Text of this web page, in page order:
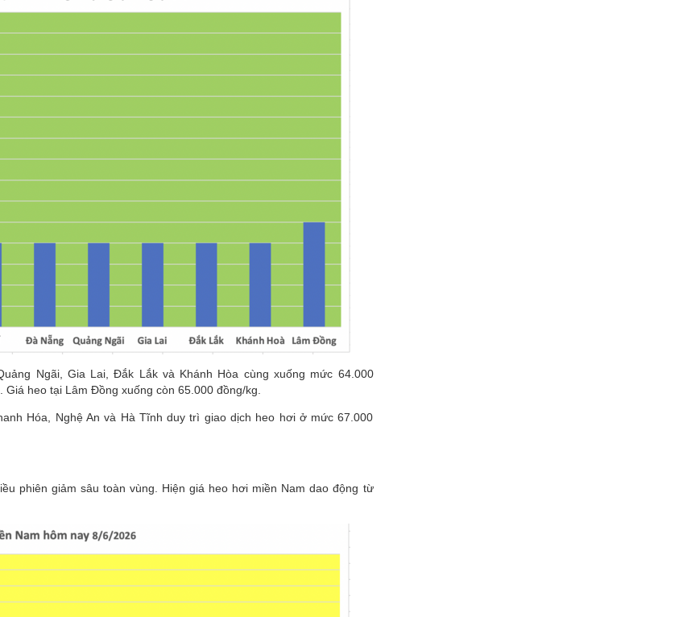
Ngãi, Gia Lai, Đắk Lắk và Khánh Hòa cùng xuống mức 64.000
heo tại Lâm Đồng xuống còn 65.000 đồng/kg.
Hóa, Nghệ An và Hà Tĩnh duy trì giao dịch heo hơi ở mức 67.000
phiên giảm sâu toàn vùng. Hiện giá heo hơi miền Nam dao động từ